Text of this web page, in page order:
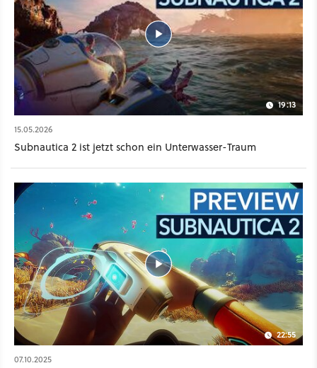
19:13
15.05.2026
Subnautica 2 ist jetzt schon ein Unterwasser-Traum
22:55
07.10.2025